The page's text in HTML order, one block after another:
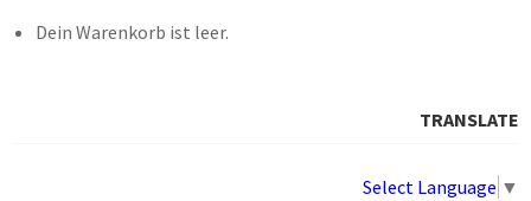
Dein Warenkorb ist leer.
TRANSLATE
Select Language ▼